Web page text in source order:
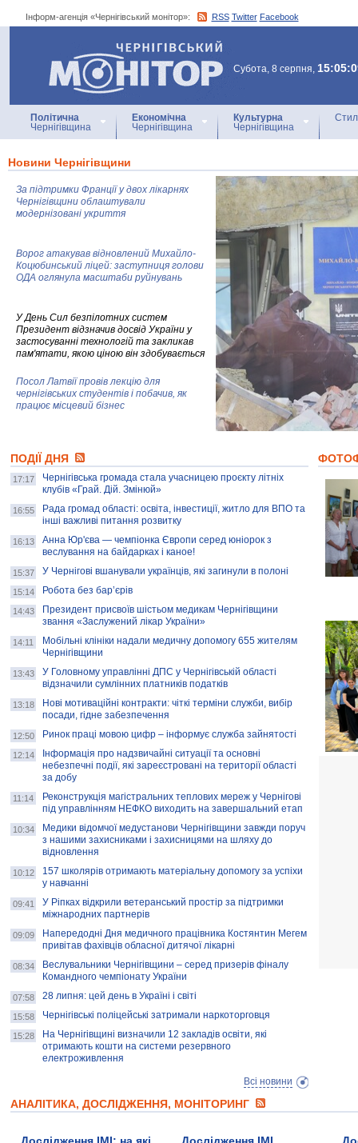
Інформ-агенція «Чернігівський монітор»: RSS Twitter Facebook
Інформ-агенція
«Чернігівський монітор»
Субота, 8 серпня,
Політична
Чернігівщина
Економічна
Чернігівщина
Культурна
Чернігівщина
Новини Чернігівщини
За підтримки Франції у двох лікарнях
Чернігівщини облаштували
модернізовані укриття
Ворог атакував відновлений Михайло-
Коцюбинський ліцей: заступниця голови
ОДА оглянула масштаби руйнувань
У День Сил безпілотних систем
Президент відзначив досвід України у
застосуванні технологій та закликав
пам'ятати, якою ціною він здобувається
Посол Латвії провів лекцію для
чернігівських студентів і побачив, як
працює місцевий бізнес
колекцію про війну, емоції та тварин
AB InBev Efes Україна підтримала
навчальний проєкт "Молодіжна бізнес-
школа", спрямований на розвиток
підприємництва у Чернігівській області
Золота тварина: видання Forbes
написало про чернігівця Патрона: хто і
скільки на ньому заробляє? І куди
витрачають?
ПОДІЇ ДНЯ
17:17
Чернігівська громада стала учасницею проєкту літніх
клубів «Грай. Дій. Змінюй»
16:55
Рада громад області: освіта, інвестиції, житло для ВПО та
інші важливі питання розвитку
16:13
Анна Юр'єва — чемпіонка Європи серед юніорок з
веслування на байдарках і каное!
15:37 У Чернігові вшанували українців, які загинули в полоні
15:14 Робота без бар’єрів
14:43
Президент присвоїв шістьом медикам Чернігівщини
звання «Заслужений лікар України»
14:11
Мобільні клініки надали медичну допомогу 655 жителям
Чернігівщини
13:43
У Головному управлінні ДПС у Чернігівській області
відзначили сумлінних платників податків
13:18
Нові мотиваційні контракти: чіткі терміни служби, вибір
посади, гідне забезпечення
12:50 Ринок праці мовою цифр – інформує служба зайнятості
12:14
Інформація про надзвичайні ситуації та основні
небезпечні події, які зареєстровані на території області
за добу
11:14
Реконструкція магістральних теплових мереж у Чернігові
під управлінням НЕФКО виходить на завершальний етап
10:34
Медики відомчої медустанови Чернігівщини завжди поруч
з нашими захисниками і захисницями на шляху до
відновлення
10:12
157 школярів отримають матеріальну допомогу за успіхи
у навчанні
09:41
У Ріпках відкрили ветеранський простір за підтримки
міжнародних партнерів
09:09
Напередодні Дня медичного працівника Костянтин Мегем
привітав фахівців обласної дитячої лікарні
08:34
Веслувальники Чернігівщини – серед призерів фіналу
Командного чемпіонату України
07:58 28 липня: цей день в Україні і світі
15:58 Чернігівські поліцейські затримали наркоторговця
15:28
На Чернігівщині визначили 12 закладів освіти, які
отримають кошти на системи резервного
електроживлення
Всі новини
АНАЛІТИКА, ДОСЛІДЖЕННЯ, МОНІТОРИНГ